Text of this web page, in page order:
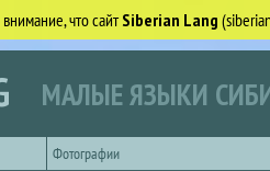
что сайтSiberian Lang
МАЛЫЕ ЯЗЫКИ
Фотографии